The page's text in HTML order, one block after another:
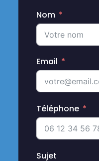
Nom
Email
Téléphone
Sujet